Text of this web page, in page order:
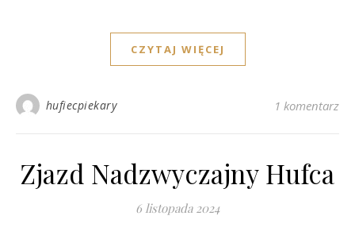
CZYTAJ WIĘCEJ
hufiecpiekary 1 komentarz
Zjazd Nadzwyczajny Hufca
6 listopada 2024